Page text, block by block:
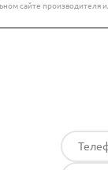
сайте